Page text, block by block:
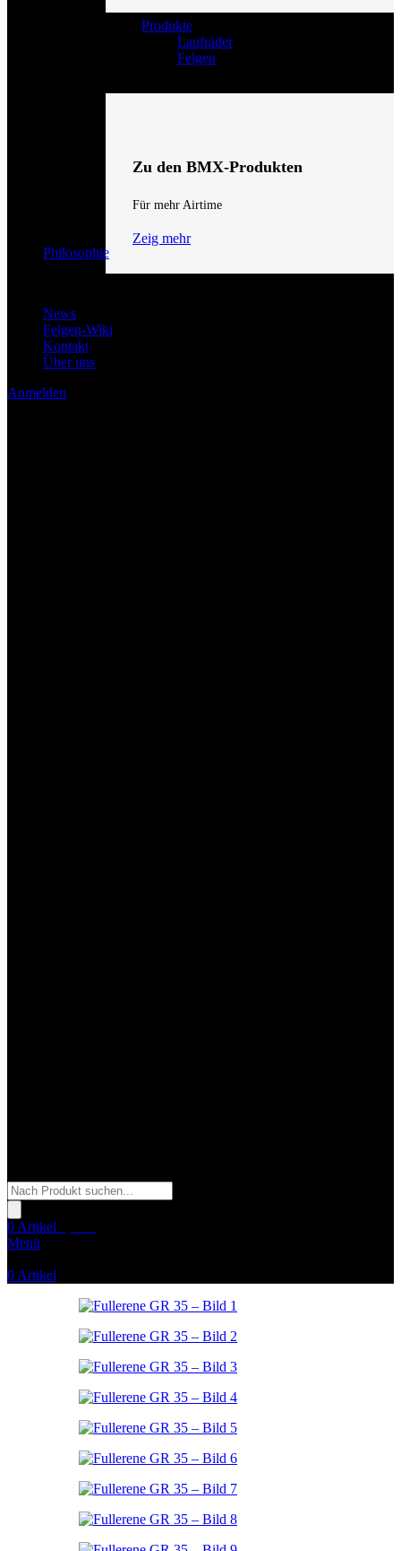
Produkte
Laufräder
Felgen
Zu den BMX-Produkten
Für mehr Airtime
Zeig mehr
Philosophie
News
Felgen-Wiki
Kontakt
Über uns
Anmelden
Products
search
0 Artikel
Menü
0 Artikel